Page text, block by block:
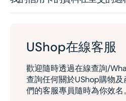
UShop在線客服
歡迎隨時透過在線查詢/
查詢任何關於UShop購物
們的客服專員隨時為你效名。